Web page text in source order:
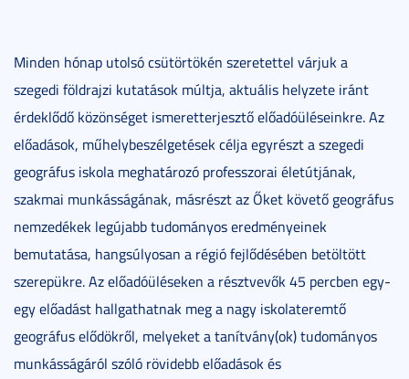
Minden hónap utolsó csütörtökén szeretettel várjuk a
szegedi földrajzi kutatások múltja, aktuális helyzete iránt
érdeklődő közönséget ismeretterjesztő előadóüléseinkre. Az
előadások, műhelybeszélgetések célja egyrészt a szegedi
geográfus iskola meghatározó professzorai életútjának,
szakmai munkásságának, másrészt az Őket követő geográfus
nemzedékek legújabb tudományos eredményeinek
bemutatása, hangsúlyosan a régió fejlődésében betöltött
szerepükre. Az előadóüléseken a résztvevők 45 percben egy-
egy előadást hallgathatnak meg a nagy iskolateremtő
geográfus elődökről, melyeket a tanítvány(ok) tudományos
munkásságáról szóló rövidebb előadások és